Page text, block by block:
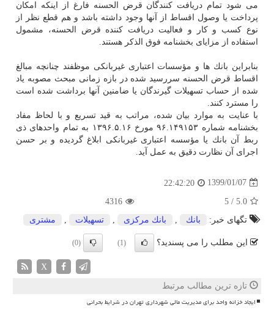
می شود تمام دریافت كنندگان قرض الحسنه فارغ از اینكه امكان
پرداخت یا وصول اقساط از آنها وجود داشته باشد و هم قطع نظر از
نوع كسب و كار و فعالیت دریافت كننده قرض الحسنه، مشمول
استفاده از مزایای بخشنامه فوق الذكر هستند.
بنابراین بانك ها و مؤسسات اعتباری غیربانكی موظفند چنانچه مبالغ
اقساط قرض الحسنه سررسید شده در بازه زمانی مبحث مصوبه یاد
شده از حساب تسهیلات گیرندگان یا ضامنین آنها برداشت شده است
را مسترد كنند.
با عنایت به موارد بیان شده، مراتب به قید تسریع و با لحاظ مفاد
بخشنامه شماره ۱۴۹۱۵۳‏‏‏‏‏.۹۶ مورخ ۱۶‏‏‏‏‏.۵‏‏‏‏‏.۱۳۹۶ به تمام واحدهای ذی
ربط آن بانك یا مؤسسه اعتباری غیربانكی ابلاغ گردیده و بر حسن
اجرای آن نظارت دقیق به عمل آید.
1399/01/07
22:42:20
5.0
/
5
4316
تگهای خبر:
بانك بانك مركزی تسهیلات مشتری
این مطلب را می پسندید؟ (1)
(0)
X
تازه ترین مطالب مرتبط
ایجاد خزانه واحد برای مدیریت مالی شهرداری تهران در شرایط بحرانی